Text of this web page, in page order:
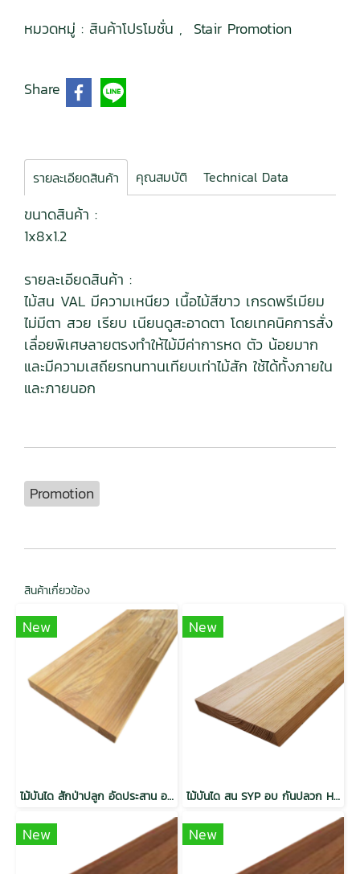
หมวดหมู่ : สินค้าโปรโมชั่น , Stair Promotion
Share
รายละเอียดสินค้า คุณสมบัติ Technical Data
ขนาดสินค้า :
1x8x1.2
รายละเอียดสินค้า :
ไม้สน VAL มีความเหนียว เนื้อไม้สีขาว เกรดพรีเมียม
ไม่มีตา สวย เรียบ เนียนดูสะอาดตา โดยเทคนิคการสั่ง
เลื่อยพิเศษลายตรงทำให้ไม้มีค่าการหด ตัว น้อยมาก
และมีความเสถียรทนทานเทียบเท่าไม้สัก ใช้ได้ทั้งภายใน
และภายนอก
Promotion
สินค้าเกี่ยวข้อง
New
ไม้บันได สักป่าปลูก อัดประสาน อบ กันปลวก H3.2 Grade AA
New
ไม้บันได สน SYP อบ กันปลวก H3.2 เกรดเนเชอรัล
New New